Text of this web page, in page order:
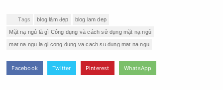
Tags blog làm đẹp blog lam dep
Mặt nạ ngủ là gì Công dụng và cách sử dụng mặt nạ ngủ
mat na ngu la gi cong dung va cach su dung mat na ngu
Facebook Twitter Pinterest WhatsApp